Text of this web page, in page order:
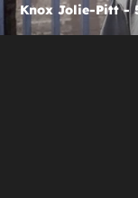
Knox Jolie-Pitt -